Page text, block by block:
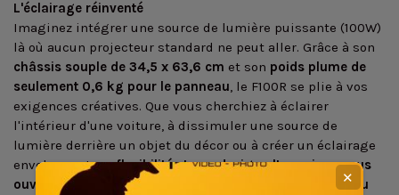
L'éclairage réinventé
Imaginez intégrer une source de lumière puissante (100W)
là où aucun projecteur standard ne peut aller. Grâce à son
châssis souple de 34,5 x 63,6 cm et son poids plume de
seulement 0,6 kg pour le panneau, le F100R se plie à vos
exigences créatives. Que vous cherchiez à éclairer
l'intérieur d'une voiture, à dissimuler une source de
lumière derrière un objet du décor ou à créer un éclairage
enveloppant,sa flexibilité et son design ultra-mince vous
ouvrent un champ de possibilités inédit sur le plateau ou
✕